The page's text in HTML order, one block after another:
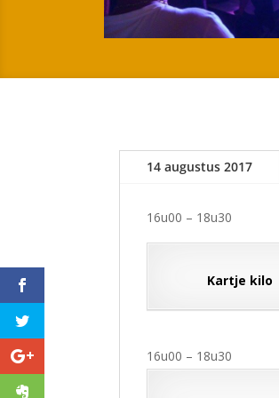
14 augustus 2017
16u00 – 18u30
Kartje kilo
16u00 – 18u30